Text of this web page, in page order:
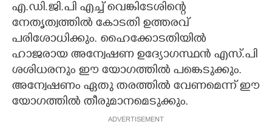
എ.ഡി.ജി.പി എച്ച് വെങ്കിടേശിന്റെ
നേതൃത്വത്തിൽ കോടതി ഉത്തരവ്
പരിശോധിക്കും. ഹൈക്കോടതിയിൽ
ഹാജരായ അന്വേഷണ ഉദ്യോഗസ്ഥൻ എസ്.പി
ശശിധരനും ഈ യോഗത്തിൽ പങ്കെടുക്കും.
അന്വേഷണം ഏതു തരത്തിൽ വേണമെന്ന് ഈ
യോഗത്തിൽ തീരുമാനമെടുക്കും.
ADVERTISEMENT